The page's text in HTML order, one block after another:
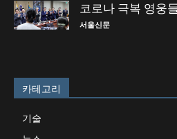
코로나 극복 영웅
서울신문
카테고리
기술